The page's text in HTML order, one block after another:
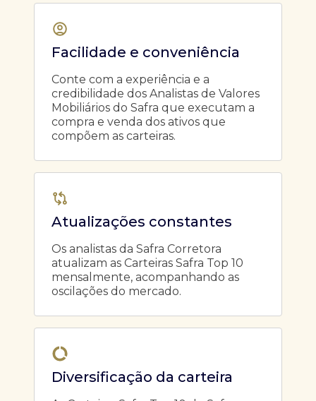
Facilidade e conveniência
Conte com a experiência e a
credibilidade dos Analistas de Valores
Mobiliários do Safra que executam a
compra e venda dos ativos que
compõem as carteiras.
Atualizações constantes
Os analistas da Safra Corretora
atualizam as Carteiras Safra Top 10
mensalmente, acompanhando as
oscilações do mercado.
Diversificação da carteira